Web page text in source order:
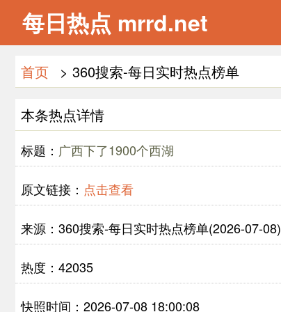
每日热点 mrrd.net
首页 > 360搜索-每日实时热点榜单
本条热点详情
标题： 广西下了1900个西湖
原文链接： 点击查看
来源：360搜索-每日实时热点榜单(2026-07-08)
热度：42035
快照时间：2026-07-08 18:00:08